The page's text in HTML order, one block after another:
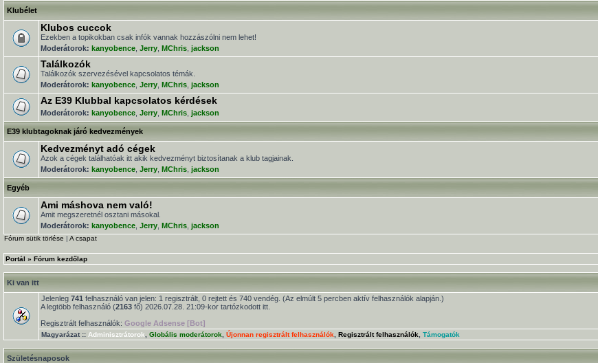
Klubélet
Klubos cuccok
Ezekben a topikokban csak infók vannak hozzászólni nem lehet!
Moderátorok: kanyobence Jerry MChris jackson
Találkozók
Találkozók szervezésével kapcsolatos témák.
Moderátorok: kanyobence Jerry MChris jackson
Az E39 Klubbal kapcsolatos kérdések
Moderátorok: kanyobence Jerry MChris jackson
E39 klubtagoknak járó kedvezmények
Kedvezményt adó cégek
Azok a cégek találhatóak itt akik kedvezményt biztosítanak a klub tagjainak.
Moderátorok: kanyobence Jerry MChris jackson
Egyéb
Ami máshova nem való!
Amit megszeretnél osztani másokal.
Moderátorok: kanyobence Jerry MChris jackson
Fórum sütik törlése | A csapat
Portál » Fórum kezdőlap
Ki van itt
Jelenleg 741 felhasználó van jelen: 1 regisztrált, 0 rejtett és 740 vendég. (Az elmúlt 5 percben aktív felhasználók alapján.)
A legtöbb felhasználó (2163 fő) 2026.07.28. 21:09-kor tartózkodott itt.
Regisztrált felhasználók: Google Adsense [Bot]
Magyarázat :: Adminisztrátorok Globális moderátorok Újonnan regisztrált felhasználók Regisztrált felhasználók Támogatók
Születésnaposok